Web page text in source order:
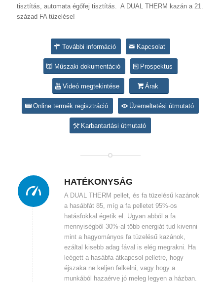
tisztítás, automata égőfej tisztítás. A DUAL THERM kazán a 21.
század FA tüzelése!
További információ Kapcsolat
Műszaki dokumentáció Prospektus
Videó megtekintése Árak
Online termék regisztráció Üzemeltetési útmutató
Karbantartási útmutató
HATÉKONYSÁG
A DUAL THERM pellet, és fa tüzelésű kazánok
a hasábfát 85, míg a fa pelletet 95%-os
hatásfokkal égetik el. Ugyan abból a fa
mennyiségből 30%-al több energiát tud kivenni
mint a hagyományos fa tüzelésű kazánok,
ezáltal kisebb adag fával is elég megrakni. Ha
leégett a hasábfa átkapcsol pelletre, hogy
éjszaka ne keljen felkelni, vagy hogy a
munkából hazaérve jó meleg legyen a házban.